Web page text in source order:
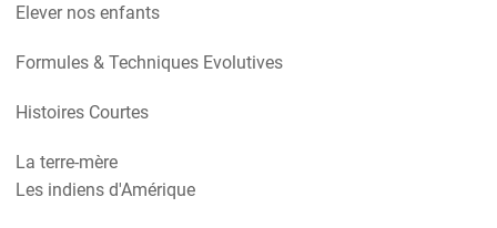
Elever nos enfants
Formules & Techniques Evolutives
Histoires Courtes
La terre-mère
Les indiens d'Amérique